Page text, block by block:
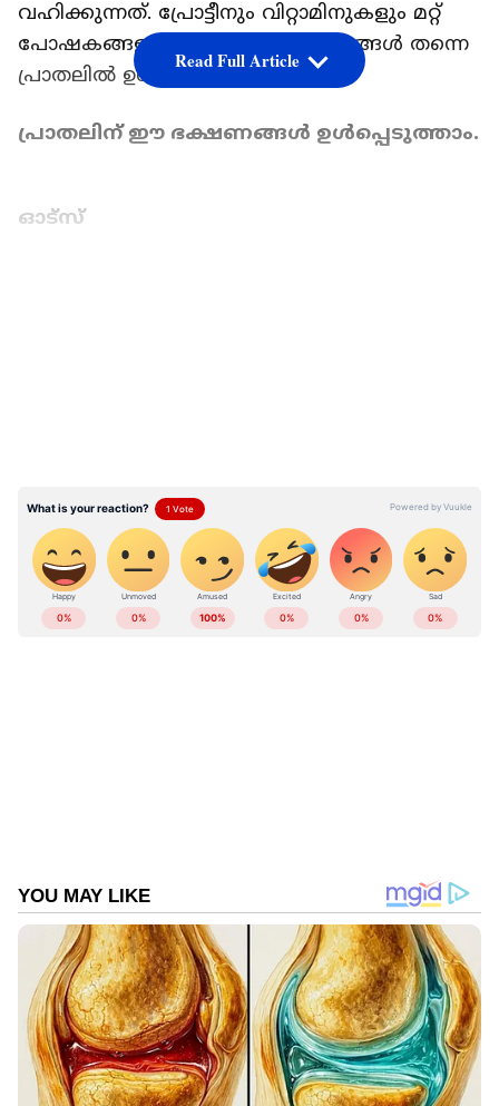
വഹിക്കുന്നത്. പ്രോട്ടീനും വിറ്റാമിനുകളും മറ്റ്
പോഷകങ്ങളും അടങ്ങിയ ഭക്ഷണങ്ങൾ തന്നെ
പ്രാതലിൽ ഉൾപ്പെടുത്തേണ്ടതുണ്ട്.
പ്രാതലിന് ഈ ഭക്ഷണങ്ങൾ ഉൾപ്പെടുത്താം.
ഓട്സ്
Read Full Article
ABOUT THE AUTHOR